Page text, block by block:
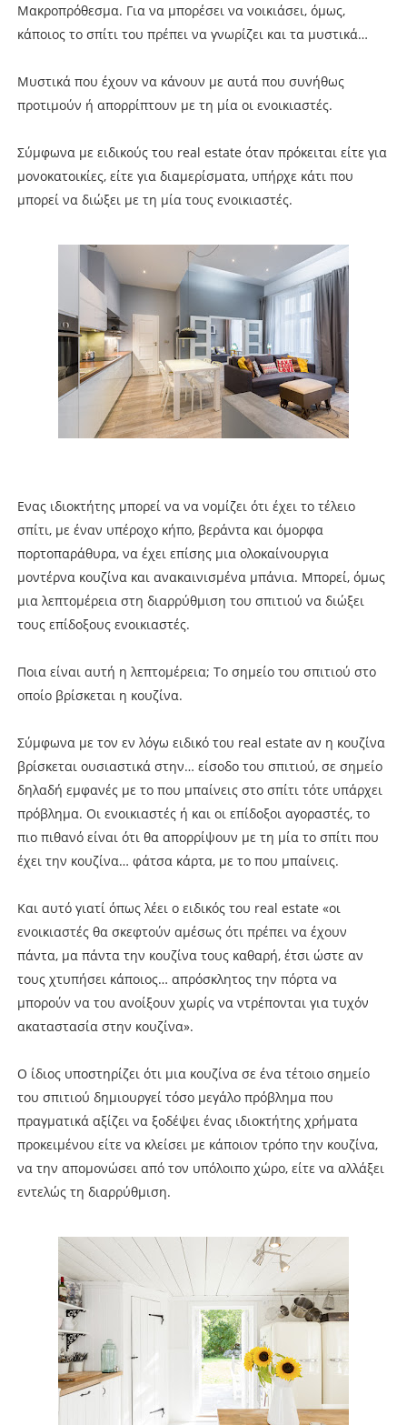
Μακροπρόθεσμα. Για να μπορέσει να νοικιάσει, όμως,
κάποιος το σπίτι του πρέπει να γνωρίζει και τα μυστικά…
Μυστικά που έχουν να κάνουν με αυτά που συνήθως
προτιμούν ή απορρίπτουν με τη μία οι ενοικιαστές.
Σύμφωνα με ειδικούς του real estate όταν πρόκειται είτε για
μονοκατοικίες, είτε για διαμερίσματα, υπήρχε κάτι που
μπορεί να διώξει με τη μία τους ενοικιαστές.
Ενας ιδιοκτήτης μπορεί να να νομίζει ότι έχει το τέλειο
σπίτι, με έναν υπέροχο κήπο, βεράντα και όμορφα
πορτοπαράθυρα, να έχει επίσης μια ολοκαίνουργια
μοντέρνα κουζίνα και ανακαινισμένα μπάνια. Μπορεί, όμως
μια λεπτομέρεια στη διαρρύθμιση του σπιτιού να διώξει
τους επίδοξους ενοικιαστές.
Ποια είναι αυτή η λεπτομέρεια; Το σημείο του σπιτιού στο
οποίο βρίσκεται η κουζίνα.
Σύμφωνα με τον εν λόγω ειδικό του real estate αν η κουζίνα
βρίσκεται ουσιαστικά στην… είσοδο του σπιτιού, σε σημείο
δηλαδή εμφανές με το που μπαίνεις στο σπίτι τότε υπάρχει
πρόβλημα. Οι ενοικιαστές ή και οι επίδοξοι αγοραστές, το
πιο πιθανό είναι ότι θα απορρίψουν με τη μία το σπίτι που
έχει την κουζίνα… φάτσα κάρτα, με το που μπαίνεις.
Και αυτό γιατί όπως λέει ο ειδικός του real estate «οι
ενοικιαστές θα σκεφτούν αμέσως ότι πρέπει να έχουν
πάντα, μα πάντα την κουζίνα τους καθαρή, έτσι ώστε αν
τους χτυπήσει κάποιος… απρόσκλητος την πόρτα να
μπορούν να του ανοίξουν χωρίς να ντρέπονται για τυχόν
ακαταστασία στην κουζίνα».
Ο ίδιος υποστηρίζει ότι μια κουζίνα σε ένα τέτοιο σημείο
του σπιτιού δημιουργεί τόσο μεγάλο πρόβλημα που
πραγματικά αξίζει να ξοδέψει ένας ιδιοκτήτης χρήματα
προκειμένου είτε να κλείσει με κάποιον τρόπο την κουζίνα,
να την απομονώσει από τον υπόλοιπο χώρο, είτε να αλλάξει
εντελώς τη διαρρύθμιση.